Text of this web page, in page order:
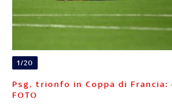
1/20
Psg, trionfo in Coppa di Francia: decide Neymar.
FOTO